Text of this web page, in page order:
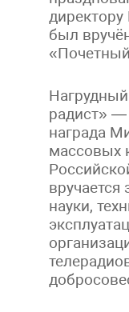
был
радист» —
награда
массовых
вручается
науки,